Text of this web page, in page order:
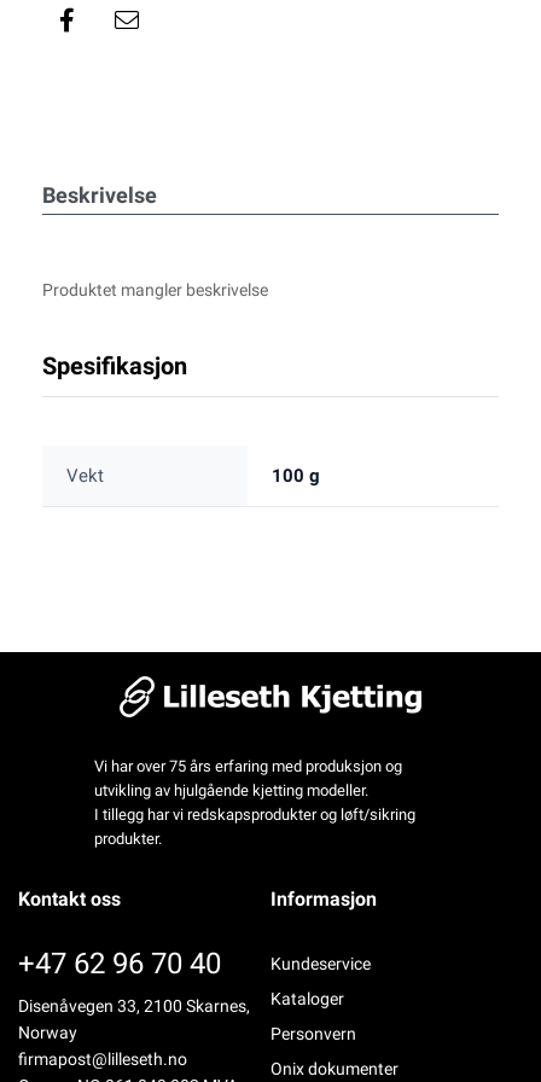
Beskrivelse
Produktet mangler beskrivelse
Spesifikasjon
Vekt 100 g
Vi har over 75 års erfaring med produksjon og
utvikling av hjulgående kjetting modeller.
I tillegg har vi redskapsprodukter og løft/sikring
produkter.
Kontakt oss
+47 62 96 70 40
Disenåvegen 33, 2100 Skarnes,
Norway
firmapost@lilleseth.no
Informasjon
Kundeservice
Kataloger
Personvern
Onix dokumenter